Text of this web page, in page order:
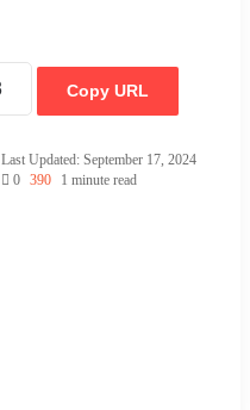
Copy URL
Last Updated: September 17, 2024
0 390 1 minute read